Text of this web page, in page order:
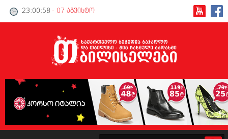
23:00:58 - 07 აგვისტო